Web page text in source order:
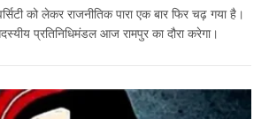
को लेकर राजनीतिक पारा एक बार फिर चढ़ गया है।
प्रतिनिधिमंडल आज रामपुर का दौरा करेगा।